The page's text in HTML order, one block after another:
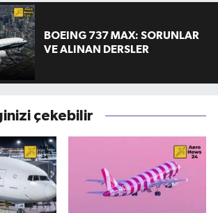
BOEING 737 MAX: SORUNLAR
VE ALINAN DERSLER
çekebilir